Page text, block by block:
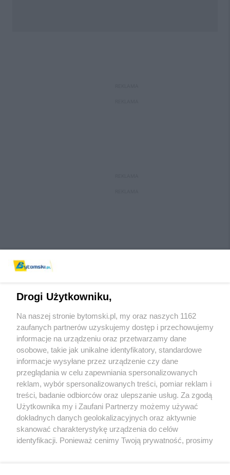
Wydawca mediów lokalnych
Nie zapomnij
zapoznać się z:
polityką prywatności regulamin korzystania z portali
Twojemiasto
Piekary Śląskie
Chorzów
Tarnowskie Góry
Skontaktuj sięz nami
Kontakt
Wydawca
Pogoda
Drogi Użytkowniku,
Na naszej stronie bytomski.pl, my oraz naszych 1162
zaufanych partnerów uzyskujemy dostęp i przechowujemy
informacje na urządzeniu oraz przetwarzamy dane
osobowe, takie jak unikalne identyfikatory, standardowe
informacje wysyłane przez urządzenie czy dane
przeglądania w celu zapewniania spersonalizowanych
reklam, wybór spersonalizowanych treści, pomiar reklam i
treści, badanie odbiorców oraz ulepszanie usług. Za zgodą
Użytkownika my i Zaufani Partnerzy możemy używać
dokładnych danych geolokalizacyjnych oraz aktywnie
skanować charakterystykę urządzenia do celów
identyfikacji. Ponieważ cenimy Twoją prywatność, prosimy